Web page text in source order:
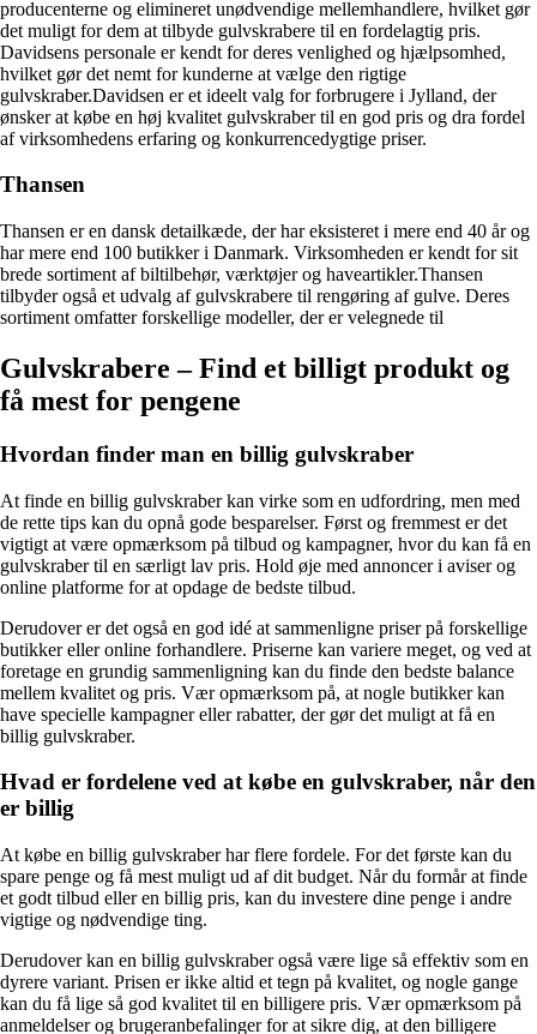
producenterne og elimineret unødvendige mellemhandlere, hvilket gør
det muligt for dem at tilbyde gulvskrabere til en fordelagtig pris.
Davidsens personale er kendt for deres venlighed og hjælpsomhed,
hvilket gør det nemt for kunderne at vælge den rigtige
gulvskraber.Davidsen er et ideelt valg for forbrugere i Jylland, der
ønsker at købe en høj kvalitet gulvskraber til en god pris og dra fordel
af virksomhedens erfaring og konkurrencedygtige priser.
Thansen
Thansen er en dansk detailkæde, der har eksisteret i mere end 40 år og
har mere end 100 butikker i Danmark. Virksomheden er kendt for sit
brede sortiment af biltilbehør, værktøjer og haveartikler.Thansen
tilbyder også et udvalg af gulvskrabere til rengøring af gulve. Deres
sortiment omfatter forskellige modeller, der er velegnede til
Gulvskrabere – Find et billigt produkt og
få mest for pengene
Hvordan finder man en billig gulvskraber
At finde en billig gulvskraber kan virke som en udfordring, men med
de rette tips kan du opnå gode besparelser. Først og fremmest er det
vigtigt at være opmærksom på tilbud og kampagner, hvor du kan få en
gulvskraber til en særligt lav pris. Hold øje med annoncer i aviser og
online platforme for at opdage de bedste tilbud.
Derudover er det også en god idé at sammenligne priser på forskellige
butikker eller online forhandlere. Priserne kan variere meget, og ved at
foretage en grundig sammenligning kan du finde den bedste balance
mellem kvalitet og pris. Vær opmærksom på, at nogle butikker kan
have specielle kampagner eller rabatter, der gør det muligt at få en
billig gulvskraber.
Hvad er fordelene ved at købe en gulvskraber, når den
er billig
At købe en billig gulvskraber har flere fordele. For det første kan du
spare penge og få mest muligt ud af dit budget. Når du formår at finde
et godt tilbud eller en billig pris, kan du investere dine penge i andre
vigtige og nødvendige ting.
Derudover kan en billig gulvskraber også være lige så effektiv som en
dyrere variant. Prisen er ikke altid et tegn på kvalitet, og nogle gange
kan du få lige så god kvalitet til en billigere pris. Vær opmærksom på
anmeldelser og brugeranbefalinger for at sikre dig, at den billigere